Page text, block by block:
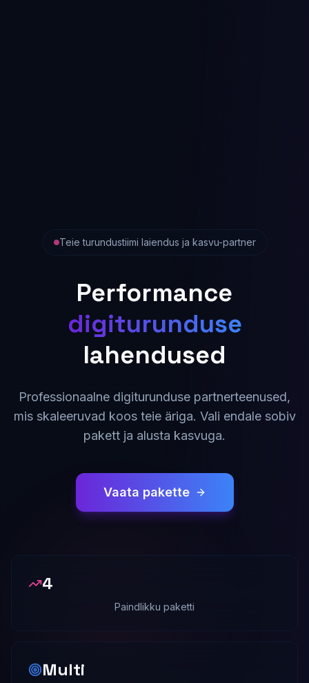
Teie turundustiimi laiendus ja kasvu-partner
Performance
digiturunduse
lahendused
Professionaalne digiturunduse partnerteenused,
mis skaleeruvad koos teie äriga. Vali endale sobiv
pakett ja alusta kasvuga.
Vaata pakette
4
Paindlikku paketti
Multi